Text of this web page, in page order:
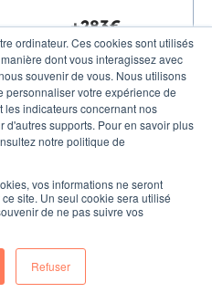
ordinateur. Ces cookies sont utilisés
dont vous interagissez avec
souvenir de vous. Nous utilisons
personnaliser votre expérience de
indicateurs concernant nos
d'autres supports. Pour en savoir plus
notre politique de
vos informations ne seront
site. Un seul cookie sera utilisé
de ne pas suivre vos
Refuser
+283€
+10 188€
Game-Changer
Ads→ Attribution
performance ads)
cycles immobiliers